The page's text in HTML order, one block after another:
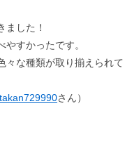
ました！
すかったです。
々な種類が取り揃えられて
takan729990さん）